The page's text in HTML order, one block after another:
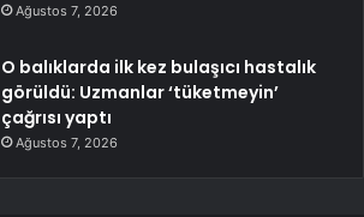
Ağustos 7, 2026
O balıklarda ilk kez bulaşıcı hastalık
görüldü: Uzmanlar ‘tüketmeyin’
çağrısı yaptı
Ağustos 7, 2026